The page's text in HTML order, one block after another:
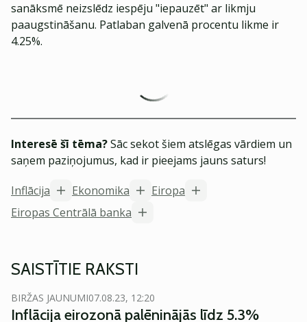
sanāksmē neizslēdz iespēju "iepauzēt" ar likmju
paaugstināšanu. Patlaban galvenā procentu likme ir
4.25%.
Interesē šī tēma?Sāc sekot šiem atslēgas vārdiem un
saņem paziņojumus, kad ir pieejams jauns saturs!
Inflācija
Ekonomika
Eiropa
Eiropas Centrālā banka
SAISTĪTIE RAKSTI
BIRŽAS JAUNUMI07.08.23, 12:20
Inflācija eirozonā palēninājās līdz 5.3%